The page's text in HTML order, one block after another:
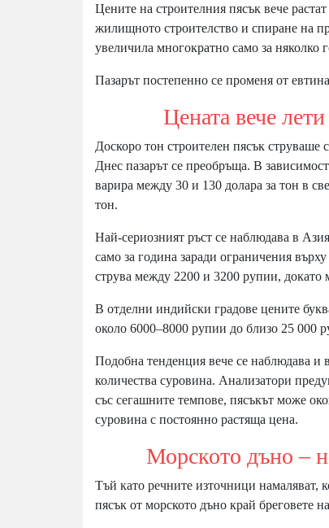
Цените на строителния пясък вече
жилищното строителство и спиране на
увеличила многократно само за няколко
Пазарът постепенно се променя от
Цената вече лети
Доскоро тон строителен пясък
Днес пазарът се преобръща. В
варира между 30 и 130 долара за тон в
тон.
Най-сериозният ръст се наблюдава в
само за година заради ограничения
струва между 2200 и 3200 рупии, докато
В отделни индийски градове цените
около 6000–8000 рупии до близо 25 000
Подобна тенденция вече се наблюдава и
количества суровина. Анализатори
със сегашните темпове, пясъкът може
суровина с постоянно растяща цена.
Морското дъно –
Тъй като речните източници намаляват,
пясък от морското дъно край бреговете